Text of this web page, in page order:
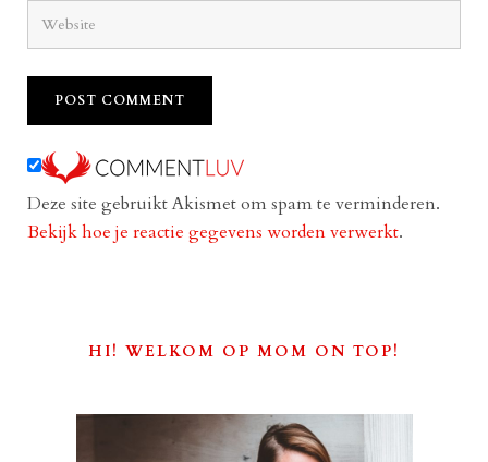
Deze site gebruikt Akismet om spam te verminderen.
Bekijk hoe je reactie gegevens worden verwerkt.
HI! WELKOM OP MOM ON TOP!